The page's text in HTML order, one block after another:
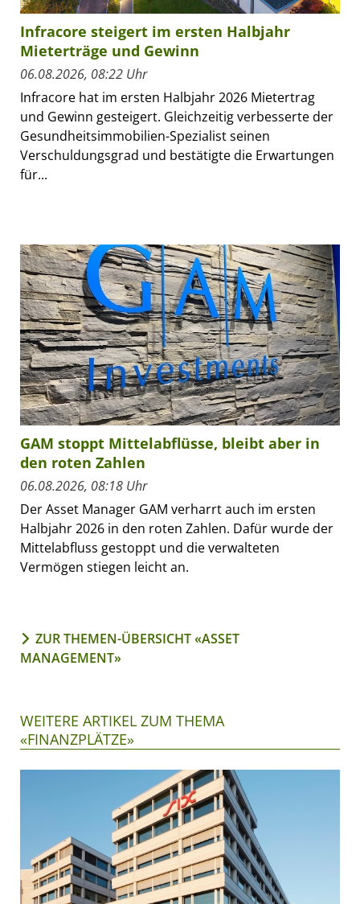
Infracore steigert im ersten Halbjahr
Mieterträge und Gewinn
06.08.2026, 08:22 Uhr
Infracore hat im ersten Halbjahr 2026 Mietertrag
und Gewinn gesteigert. Gleichzeitig verbesserte der
Gesundheitsimmobilien-Spezialist seinen
Verschuldungsgrad und bestätigte die Erwartungen
für...
GAM stoppt Mittelabflüsse, bleibt aber in
den roten Zahlen
06.08.2026, 08:18 Uhr
Der Asset Manager GAM verharrt auch im ersten
Halbjahr 2026 in den roten Zahlen. Dafür wurde der
Mittelabfluss gestoppt und die verwalteten
Vermögen stiegen leicht an.
ZUR THEMEN-ÜBERSICHT «ASSET
MANAGEMENT»
WEITERE ARTIKEL ZUM THEMA
«FINANZPLÄTZE»